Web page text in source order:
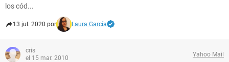
los cód...
13 jul. 2020 por Laura García
cris
el 15 mar. 2010
Yahoo Mail